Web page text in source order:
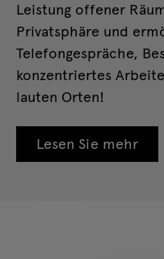
Leistung offener
Privatsphäre und
Telefongespräche,
konzentriertes
lauten Orten!
Lesen Sie mehr